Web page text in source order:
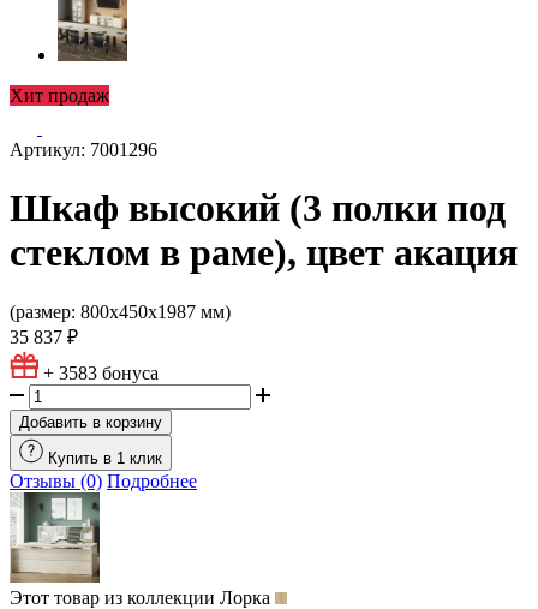
Хит продаж
Артикул: 7001296
Шкаф высокий (3 полки под
стеклом в раме), цвет акация
(размер: 800х450х1987 мм)
35 837 ₽
+ 3583 бонуса
Добавить в корзину
Купить в 1 клик
Отзывы (0) Подробнее
Этот товар из коллекции Лорка